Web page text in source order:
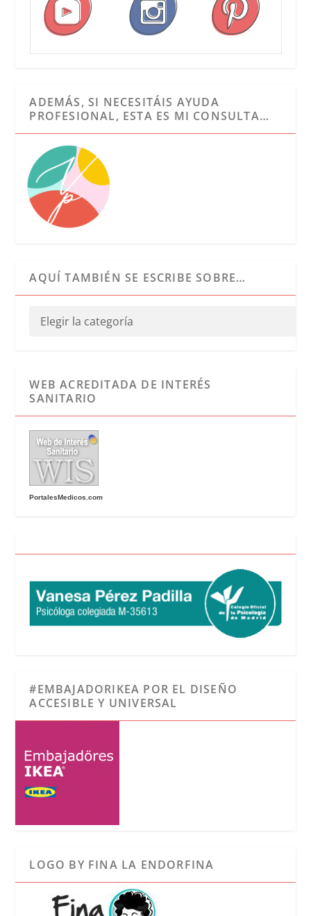
ADEMÁS, SI NECESITÁIS AYUDA
PROFESIONAL, ESTA ES MI CONSULTA…
AQUÍ TAMBIÉN SE ESCRIBE SOBRE…
WEB ACREDITADA DE INTERÉS
SANITARIO
PortalesMedicos.com
#EMBAJADORIKEA POR EL DISEÑO
ACCESIBLE Y UNIVERSAL
LOGO BY FINA LA ENDORFINA